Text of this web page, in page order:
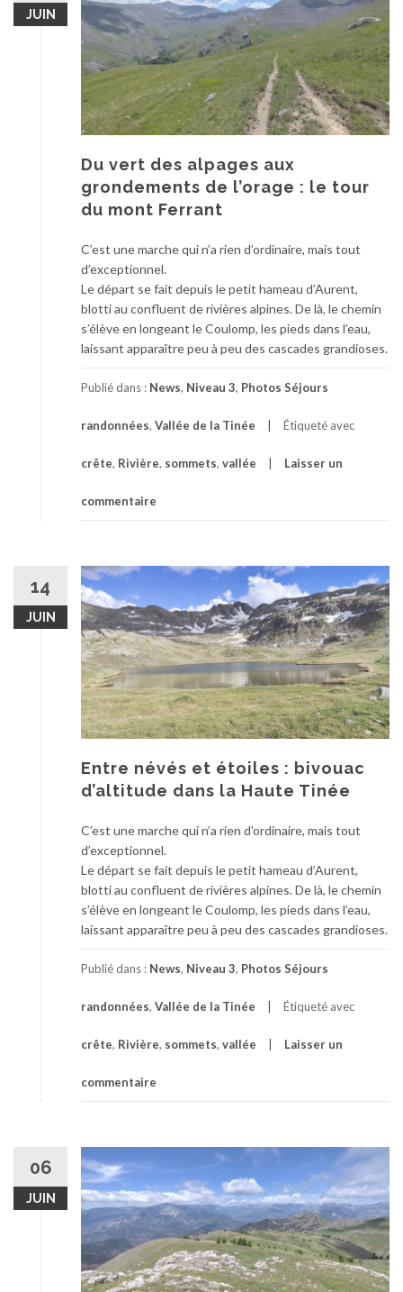
JUIN
Du vert des alpages aux
grondements de l’orage : le tour
du mont Ferrant
C’est une marche qui n’a rien d’ordinaire, mais tout
d’exceptionnel.
Le départ se fait depuis le petit hameau d’Aurent,
blotti au confluent de rivières alpines. De là, le chemin
s’élève en longeant le Coulomp, les pieds dans l’eau,
laissant apparaître peu à peu des cascades grandioses.
Publié dans : News, Niveau 3, Photos Séjours
randonnées, Vallée de la Tinée Étiqueté avec
crête, Rivière, sommets, vallée Laisser un
commentaire
14
JUIN
Entre névés et étoiles : bivouac
d’altitude dans la Haute Tinée
C’est une marche qui n’a rien d’ordinaire, mais tout
d’exceptionnel.
Le départ se fait depuis le petit hameau d’Aurent,
blotti au confluent de rivières alpines. De là, le chemin
s’élève en longeant le Coulomp, les pieds dans l’eau,
laissant apparaître peu à peu des cascades grandioses.
Publié dans : News, Niveau 3, Photos Séjours
randonnées, Vallée de la Tinée Étiqueté avec
crête, Rivière, sommets, vallée Laisser un
commentaire
06
JUIN